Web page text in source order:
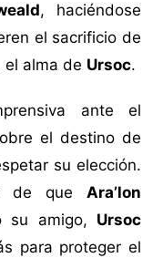
, haciéndose
el sacrificio de
el alma de Ursoc.
ante el
el destino de
su elección.
de queAra’lon
su amigo, Ursoc
para proteger el